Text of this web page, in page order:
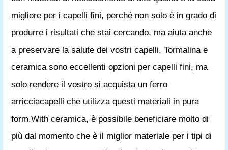
migliore per i capelli fini, perché non solo è in grado di
produrre i risultati che stai cercando, ma aiuta anche
a preservare la salute dei vostri capelli. Tormalina e
ceramica sono eccellenti opzioni per capelli fini, ma
solo rendere il vostro si acquista un ferro
arricciacapelli che utilizza questi materiali in pura
form.With ceramica, è possibile beneficiare molto di
più dal momento che è il miglior materiale per i tipi di